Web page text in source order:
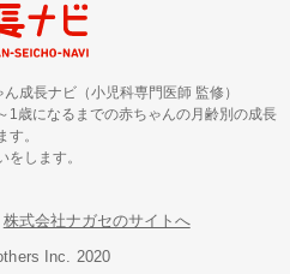
ん成長ナビ（小児科専門医師 監修）
1歳になるまでの赤ちゃんの月齢別の成長
。
します。
株式会社ナガセのサイトへ
Inc. 2020